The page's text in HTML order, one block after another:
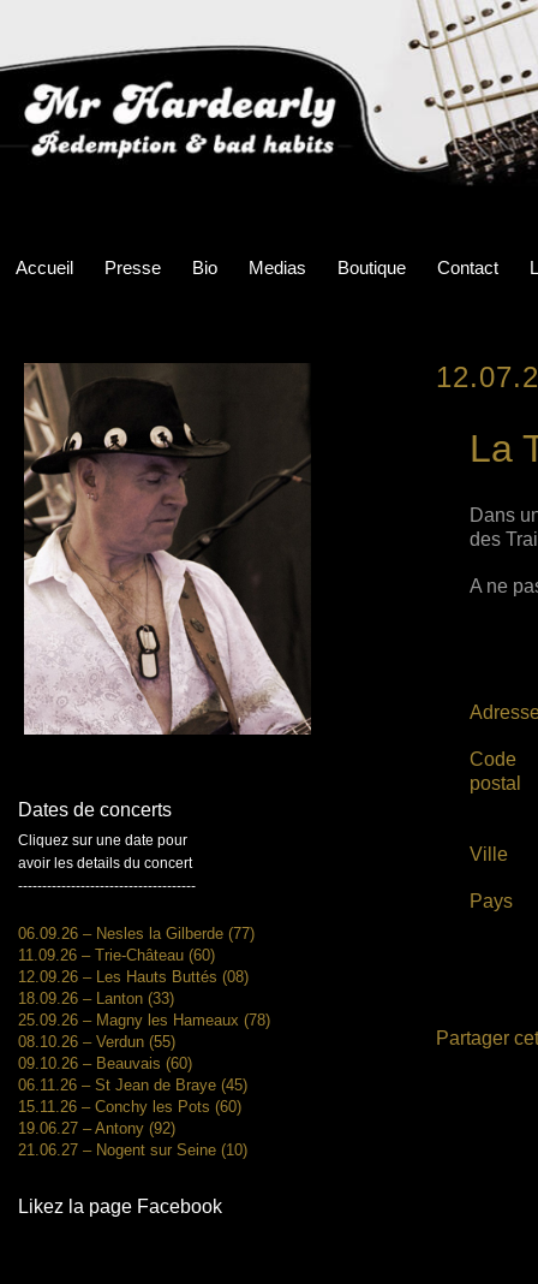
Accueil Presse Bio Medias Boutique Contact
La
Dans
des
A ne
Code
postal
Ville
Pays
Partager
Dates de concerts
Cliquez sur une date pour
avoir les details du concert
-------------------------------------
06.09.26 – Nesles la Gilberde (77)
11.09.26 – Trie-Château (60)
12.09.26 – Les Hauts Buttés (08)
18.09.26 – Lanton (33)
25.09.26 – Magny les Hameaux (78)
08.10.26 – Verdun (55)
09.10.26 – Beauvais (60)
06.11.26 – St Jean de Braye (45)
15.11.26 – Conchy les Pots (60)
19.06.27 – Antony (92)
21.06.27 – Nogent sur Seine (10)
Likez la page Facebook